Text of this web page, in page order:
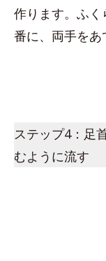
作ります。ふ
番に、両手をあ
ステップ4：足
むように流す